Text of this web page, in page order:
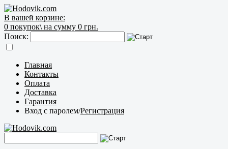
В вашей корзине:
0 покупок\ на сумму 0 грн.
Поиск:
Главная
Контакты
Оплата
Доставка
Гарантия
Вход с паролем/Регистрация